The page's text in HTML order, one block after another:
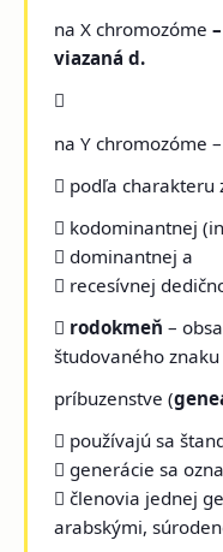
na X chromozóme
viazaná d.

na Y chromozóme –
 podľa charakteru
 kodominantnej
 dominantnej a
 recesívnej
 rodokmeň–
študovaného znaku
príbuzenstve (
 používajú sa
 generácie sa
 členovia jednej
arabskými,